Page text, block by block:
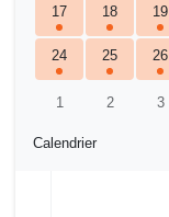
Calendrier
17 18 19
24 25 26
1 2 3